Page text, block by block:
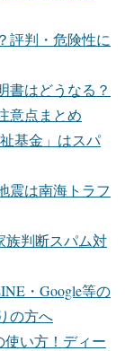
評判・危険性に
書はどうなる？
意点まとめ
基金」はスパ
震は南海トラフ
族判断スパム対
・Google等の
の方へ
使い方！ディー